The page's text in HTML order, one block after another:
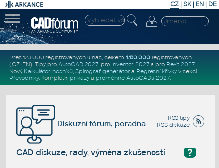
CZ | SK| EN | DE
Přes 123.000 registrovaných u nás, celkem 1.130.000registrovaných
(CZ+EN). Tipy pro AutoCAD 2027, pro Inventor 2027a pro Revit 2027.
Nový Kalkulátor nosníků, Spirograf generátor a Regresní křivkyv sekci
Převodníky. Kompletní příkazya proměnné AutoCADu 2027.
RSS tipy
RSS diskuze
Diskuzní fórum, poradna
?
CAD diskuze, rady, výměna zkušeností